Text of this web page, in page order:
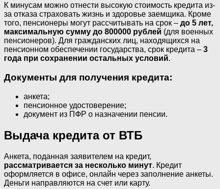
К минусам можно отнести высокую стоимость кредита из-
за отказа страховать жизнь и здоровье заемщика. Кроме
того, пенсионеры могут рассчитывать на срок – до 5 лет,
максимальную сумму до 800000 рублей (для военных
пенсионеров). Для гражданских лиц, находящихся на
пенсионном обеспечении государства, срок кредита – 3
года при сохранении остальных условий.
Документы для получения кредита:
анкета;
пенсионное удостоверение;
документ из ПФР о назначении пенсии.
Выдача кредита от ВТБ
Анкета, поданная заявителем на кредит,
рассматривается за несколько минут. Кредит
оформляется в офисе, онлайн через заполнение анкеты.
Деньги направляются на счет или карту.